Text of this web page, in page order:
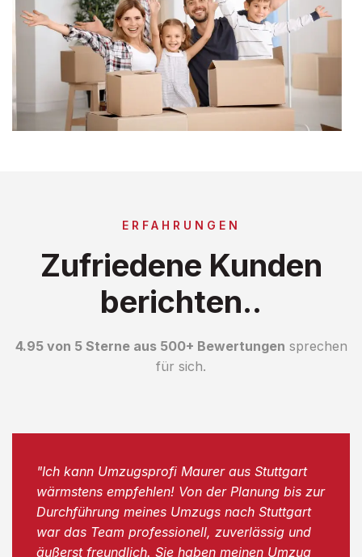
ERFAHRUNGEN
Zufriedene Kunden
berichten..
4.95 von 5 Sterne aus 500+ Bewertungen sprechen
für sich.
"Ich kann Umzugsprofi Maurer aus Stuttgart
wärmstens empfehlen! Von der Planung bis zur
Durchführung meines Umzugs nach Stuttgart
war das Team professionell, zuverlässig und
äußerst freundlich. Sie haben meinen Umzug